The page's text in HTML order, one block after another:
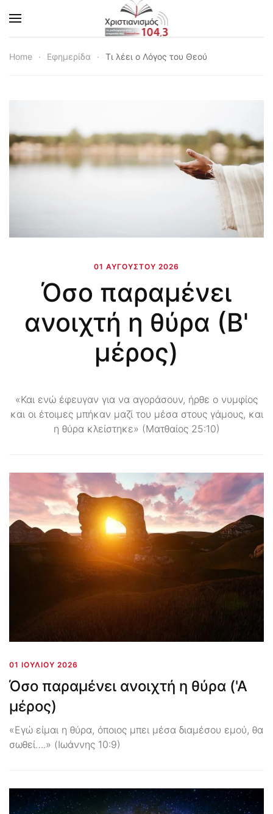
Skip to main content
Home Εφημερίδα Τι λέει ο Λόγος του Θεού
01 ΑΥΓΟΎΣΤΟΥ 2026
Όσο παραμένει
ανοιχτή η θύρα (Β'
μέρος)
«Και ενώ έφευγαν για να αγοράσουν, ήρθε ο νυμφίος
και οι έτοιμες μπήκαν μαζί του μέσα στους γάμους, και
η θύρα κλείστηκε» (Ματθαίος 25:10)
01 ΙΟΥΛΊΟΥ 2026
Όσο παραμένει ανοιχτή η θύρα ('Α
μέρος)
«Εγώ είμαι η θύρα, όποιος μπει μέσα διαμέσου εμού, θα
σωθεί….» (Ιωάννης 10:9)